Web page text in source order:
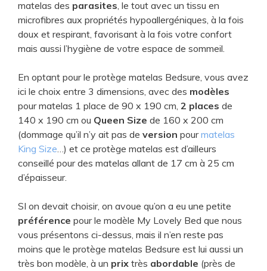
matelas des parasites, le tout avec un tissu en
microfibres aux propriétés hypoallergéniques, à la fois
doux et respirant, favorisant à la fois votre confort
mais aussi l’hygiène de votre espace de sommeil.
En optant pour le protège matelas Bedsure, vous avez
ici le choix entre 3 dimensions, avec des modèles
pour matelas 1 place de 90 x 190 cm, 2 places de
140 x 190 cm ou Queen Size de 160 x 200 cm
(dommage qu’il n’y ait pas de version pourmatelas
King Size…) et ce protège matelas est d’ailleurs
conseillé pour des matelas allant de 17 cm à 25 cm
d’épaisseur.
SI on devait choisir, on avoue qu’on a eu une petite
préférence pour le modèle My Lovely Bed que nous
vous présentons ci-dessus, mais il n’en reste pas
moins que le protège matelas Bedsure est lui aussi un
très bon modèle, à un prix très abordable (près de